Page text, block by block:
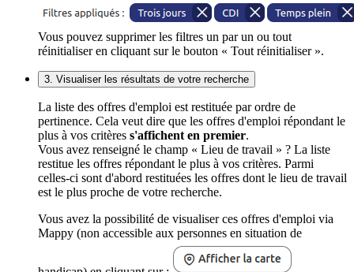
Vous pouvez supprimer les filtres un par un ou tout
réinitialiser en cliquant sur le bouton « Tout réinitialiser ».
3. Visualiser les résultats de votre recherche
La liste des offres d'emploi est restituée par ordre de
pertinence. Cela veut dire que les offres d'emploi répondant le
plus à vos critères s'affichent en premier.
Vous avez renseigné le champ « Lieu de travail » ? La liste
restitue les offres répondant le plus à vos critères. Parmi
celles-ci sont d'abord restituées les offres dont le lieu de travail
est le plus proche de votre recherche.
Vous avez la possibilité de visualiser ces offres d'emploi via
Mappy (non accessible aux personnes en situation de